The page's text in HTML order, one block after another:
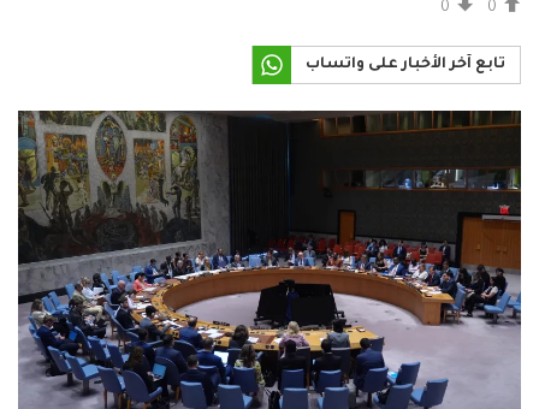
0
0
تابع آخر الأخبار على واتساب